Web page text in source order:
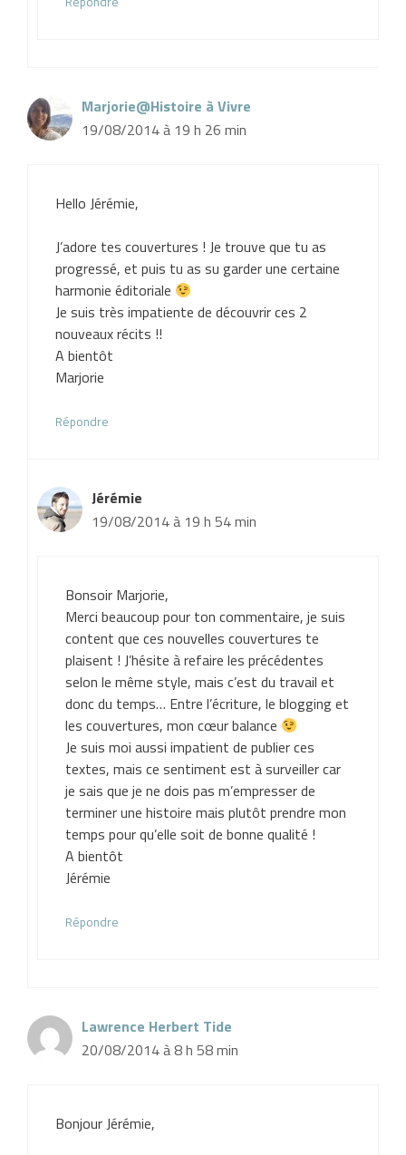
Marjorie@Histoire à Vivre
19/08/2014 à 19 h 26 min
Hello Jérémie,
J’adore tes couvertures ! Je trouve que tu as
progressé, et puis tu as su garder une certaine
harmonie éditoriale
Je suis très impatiente de découvrir ces 2
nouveaux récits !!
A bientôt
Marjorie
Répondre
Jérémie
19/08/2014 à 19 h 54 min
Bonsoir Marjorie,
Merci beaucoup pour ton commentaire, je suis
content que ces nouvelles couvertures te
plaisent ! J’hésite à refaire les précédentes
selon le même style, mais c’est du travail et
donc du temps… Entre l’écriture, le blogging et
les couvertures, mon cœur balance
Je suis moi aussi impatient de publier ces
textes, mais ce sentiment est à surveiller car
je sais que je ne dois pas m’empresser de
terminer une histoire mais plutôt prendre mon
temps pour qu’elle soit de bonne qualité !
A bientôt
Jérémie
Répondre
Lawrence Herbert Tide
20/08/2014 à 8 h 58 min
Bonjour Jérémie,